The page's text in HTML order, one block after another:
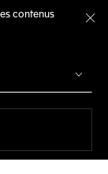
contenus